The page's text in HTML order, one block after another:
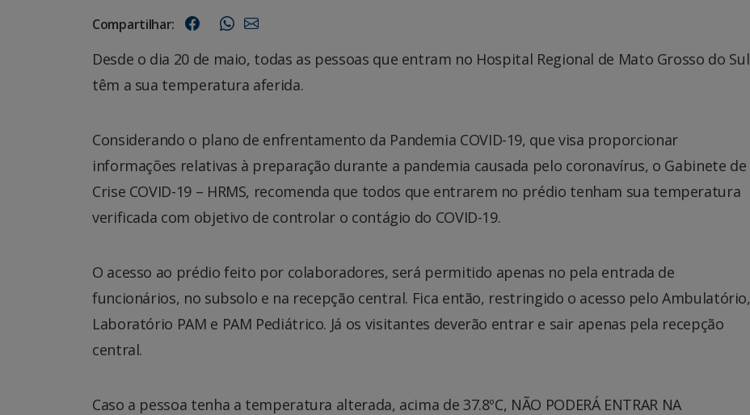
Compartilhar:
Desde o dia 20 de maio, todas as pessoas que entram no Hospital Regional de Mato Grosso do Sul
têm a sua temperatura aferida.
Considerando o plano de enfrentamento da Pandemia COVID-19, que visa proporcionar
informações relativas à preparação durante a pandemia causada pelo coronavírus, o Gabinete de
Crise COVID-19 – HRMS, recomenda que todos que entrarem no prédio tenham sua temperatura
verificada com objetivo de controlar o contágio do COVID-19.
O acesso ao prédio feito por colaboradores, será permitido apenas no pela entrada de
funcionários, no subsolo e na recepção central. Fica então, restringido o acesso pelo Ambulatório,
Laboratório PAM e PAM Pediátrico. Já os visitantes deverão entrar e sair apenas pela recepção
central.
Caso a pessoa tenha a temperatura alterada, acima de 37.8ºC, NÃO PODERÁ ENTRAR NA